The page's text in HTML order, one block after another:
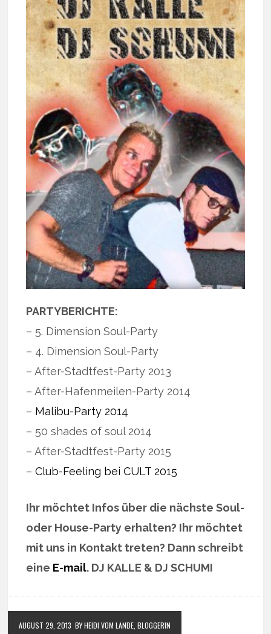
PARTYBERICHTE:
– 5. Dimension Soul-Party
– 4. Dimension Soul-Party
– After-Stadtfest-Party 2013
– After-Hafenmeilen-Party 2014
– Malibu-Party 2014
– 50 shades of soul 2014
– After-Stadtfest-Party 2015
–Club-Feeling bei CULT 2015
Ihr möchtet Infos über die nächste Soul-
oder House-Party erhalten? Ihr möchtet
mit uns in Kontakt treten? Dann schreibt
eine E-mail. DJ KALLE & DJ SCHUMI
AUGUST 29, 2013 BY HEIDI VOM LANDE, BLOGGERIN